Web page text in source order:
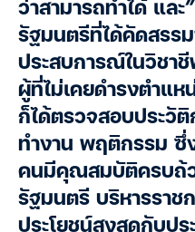
ว่าสามารถทำได้ และ
รัฐมนตรีที่ได้คัดสรร
ประสบการณ์ในวิชา
ผู้ที่ไม่เคยดำรงตำแ
ก็ได้ตรวจสอบประวัติ
ทำงาน พฤติกรรม ซึ่
คนมีคุณสมบัติครบถ้ว
รัฐมนตรี บริหารราช
ประโยชน์สูงสุดกับปร